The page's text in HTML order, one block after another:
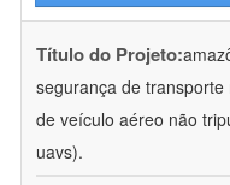
Título do Projeto:
segurança de
de veículo aéreo não
uavs).